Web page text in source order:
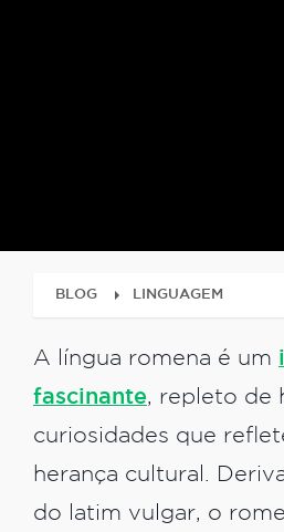
BLOG LINGUAGEM
A língua romena é um
fascinante, repleto de
curiosidades que
herança cultural.
do latim vulgar, o